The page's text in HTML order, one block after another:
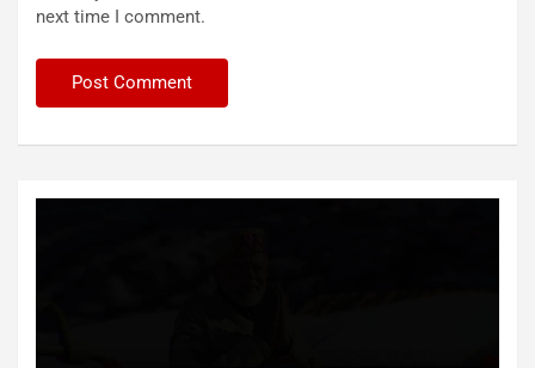
next time I comment.